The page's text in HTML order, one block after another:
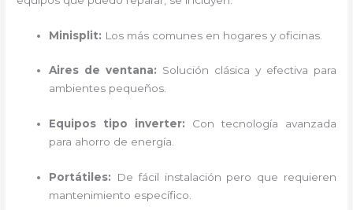
Minisplit: Los más comunes en hogares y oficinas.
Aires de ventana: Solución clásica y efectiva para
ambientes pequeños.
Equipos tipo inverter: Con tecnología avanzada
para ahorro de energía.
Portátiles: De fácil instalación pero que requieren
mantenimiento específico.